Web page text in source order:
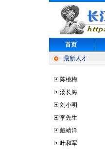
首页
最新人才
陈桃梅
汤长海
刘小明
李先生
戴靖洋
叶和军